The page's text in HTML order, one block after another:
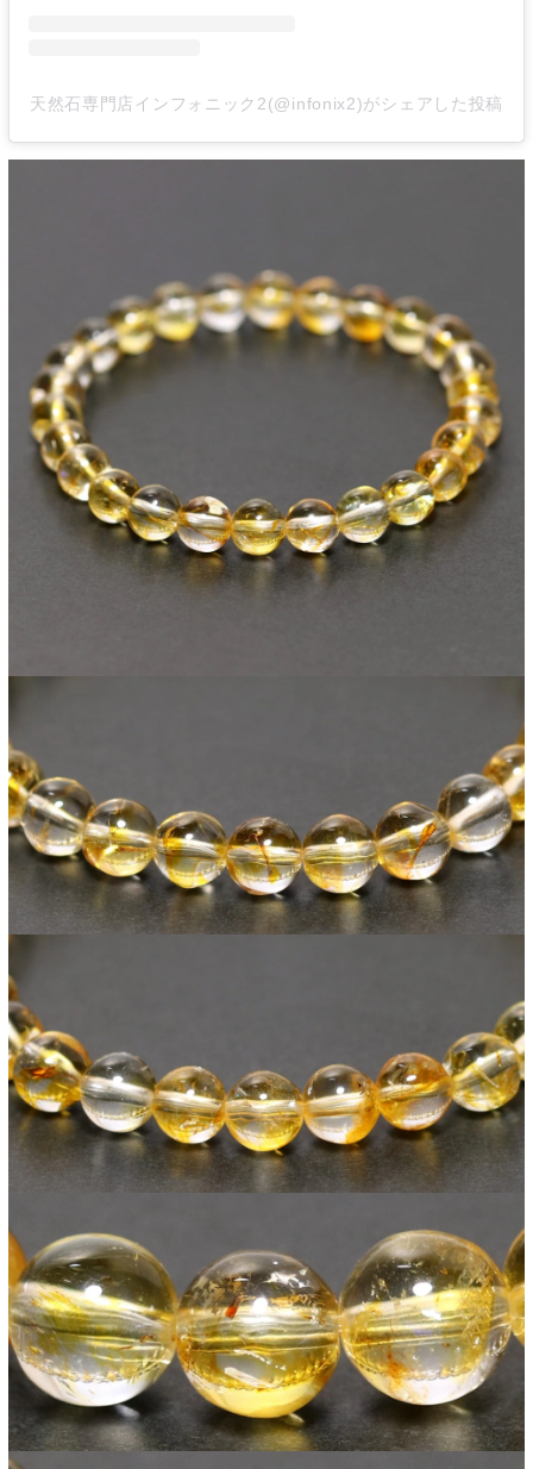
天然石専門店インフォニック2(@infonix2)がシェアした投稿